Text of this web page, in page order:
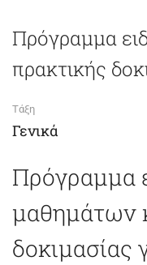
Πρόγραμμα
πρακτικής
Τάξη
Γενικά
Πρόγραμμα
μαθημάτων